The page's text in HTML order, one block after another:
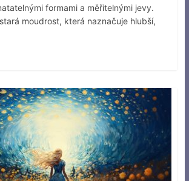
formami a měřitelnými jevy.
moudrost, která naznačuje hlubší,